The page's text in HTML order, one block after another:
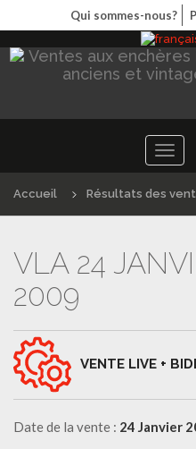
Qui sommes-nous?
Accueil Résultats des
VLA 24
2009
VENTE LIVE +
Date de la vente : 24 Janvier